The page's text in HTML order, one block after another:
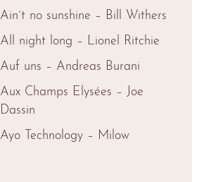
Ain´t no sunshine – Bill Withers
All night long – Lionel Ritchie
Auf uns – Andreas Burani
Aux Champs Elysées – Joe
Dassin
Ayo Technology – Milow